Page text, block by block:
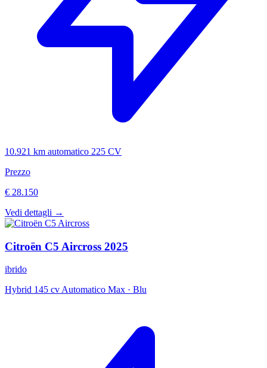
10.921 km automatico 225 CV
Prezzo
€ 28.150
Vedi dettagli →
Citroën C5 Aircross 2025
ibrido
Hybrid 145 cv Automatico Max · Blu